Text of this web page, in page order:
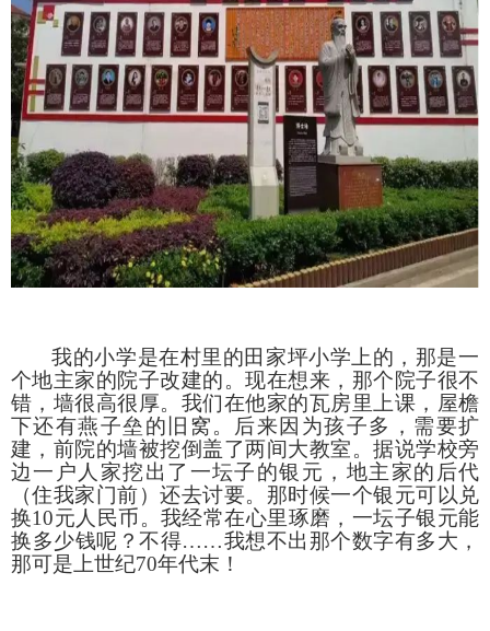
我的小学是在村里的田家坪小学上的，那是一
个地主家的院子改建的。现在想来，那个院子很不
错，墙很高很厚。我们在他家的瓦房里上课，屋檐
下还有燕子垒的旧窝。后来因为孩子多，需要扩
建，前院的墙被挖倒盖了两间大教室。据说学校旁
边一户人家挖出了一坛子的银元，地主家的后代
（住我家门前）还去讨要。那时候一个银元可以兑
换10元人民币。我经常在心里琢磨，一坛子银元能
换多少钱呢？不得……我想不出那个数字有多大，
那可是上世纪70年代末！